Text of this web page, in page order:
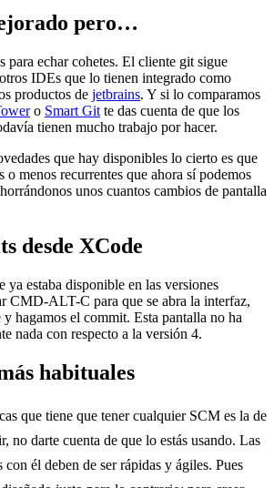
pero…
para echar cohetes. El cliente git sigue
IDEs que lo tienen integrado como
productos de jetbrains. Y si lo comparamos
o Smart Git te das cuenta de que los
tienen mucho trabajo por hacer.
que hay disponibles lo cierto es que
o menos recurrentes que ahora sí podemos
unos cuantos cambios de pantalla
desde XCode
ya estaba disponible en las versiones
CMD-ALT-C para que se abra la interfaz,
y hagamos el commit. Esta pantalla no ha
nada con respecto a la versión 4.
habituales
que tiene que tener cualquier SCM es la de
no darte cuenta de que lo estás usando. Las
con él deben de ser rápidas y ágiles. Pues